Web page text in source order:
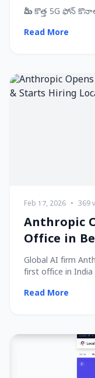
మీరు కొత్త 5G ఫోన్
Read More
Feb 17, 2026 • 369
Anthropic
Office in
Hiring
Global AI firm
first office in India
Read More